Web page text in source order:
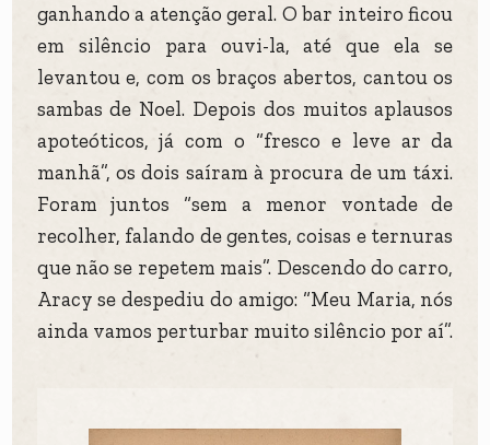
ganhando a atenção geral. O bar inteiro ficou
em silêncio para ouvi-la, até que ela se
levantou e, com os braços abertos, cantou os
sambas de Noel. Depois dos muitos aplausos
apoteóticos, já com o “fresco e leve ar da
manhã”, os dois saíram à procura de um táxi.
Foram juntos “sem a menor vontade de
recolher, falando de gentes, coisas e ternuras
que não se repetem mais”. Descendo do carro,
Aracy se despediu do amigo: “Meu Maria, nós
ainda vamos perturbar muito silêncio por aí”.